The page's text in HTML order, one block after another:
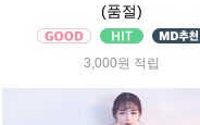
(품절)
3,000원 적립